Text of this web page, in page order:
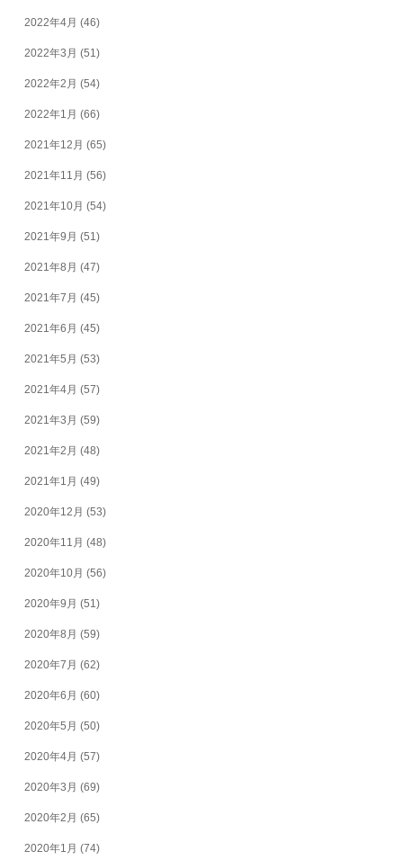
2022年4月 (46)
2022年3月 (51)
2022年2月 (54)
2022年1月 (66)
2021年12月 (65)
2021年11月 (56)
2021年10月 (54)
2021年9月 (51)
2021年8月 (47)
2021年7月 (45)
2021年6月 (45)
2021年5月 (53)
2021年4月 (57)
2021年3月 (59)
2021年2月 (48)
2021年1月 (49)
2020年12月 (53)
2020年11月 (48)
2020年10月 (56)
2020年9月 (51)
2020年8月 (59)
2020年7月 (62)
2020年6月 (60)
2020年5月 (50)
2020年4月 (57)
2020年3月 (69)
2020年2月 (65)
2020年1月 (74)